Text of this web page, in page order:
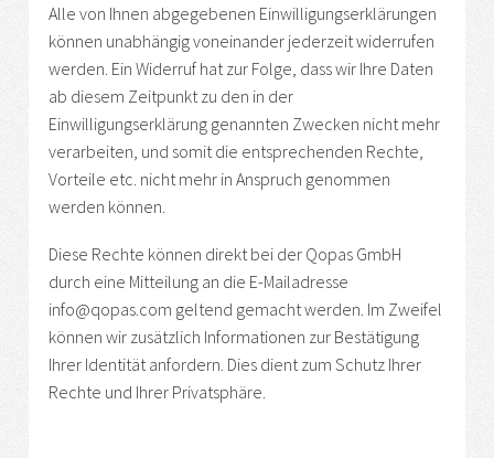
Alle von Ihnen abgegebenen Einwilligungserklärungen
können unabhängig voneinander jederzeit widerrufen
werden. Ein Widerruf hat zur Folge, dass wir Ihre Daten
ab diesem Zeitpunkt zu den in der
Einwilligungserklärung genannten Zwecken nicht mehr
verarbeiten, und somit die entsprechenden Rechte,
Vorteile etc. nicht mehr in Anspruch genommen
werden können.
Diese Rechte können direkt bei der Qopas GmbH
durch eine Mitteilung an die E-Mailadresse
info@qopas.com geltend gemacht werden. Im Zweifel
können wir zusätzlich Informationen zur Bestätigung
Ihrer Identität anfordern. Dies dient zum Schutz Ihrer
Rechte und Ihrer Privatsphäre.